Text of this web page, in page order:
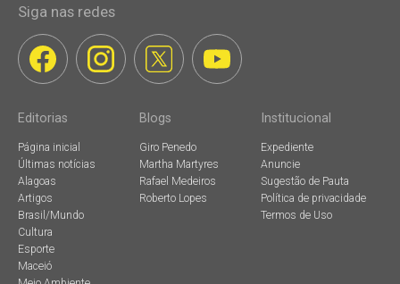
Siga nas redes
Editorias
Página inicial
Últimas notícias
Alagoas
Artigos
Brasil/Mundo
Cultura
Esporte
Maceió
Blogs
Giro Penedo
Martha Martyres
Rafael Medeiros
Roberto Lopes
Institucional
Expediente
Anuncie
Sugestão de Pauta
Política de privacidade
Termos de Uso